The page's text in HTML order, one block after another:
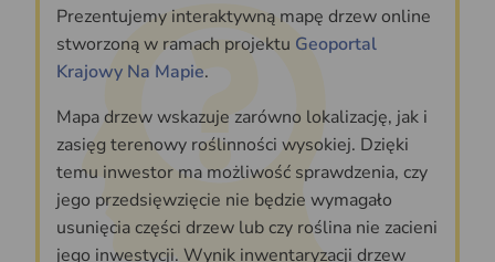
Prezentujemy interaktywną mapę drzew online
stworzoną w ramach projektu Geoportal
Krajowy Na Mapie.
Mapa drzew wskazuje zarówno lokalizację, jak i
zasięg terenowy roślinności wysokiej. Dzięki
temu inwestor ma możliwość sprawdzenia, czy
jego przedsięwzięcie nie będzie wymagało
usunięcia części drzew lub czy roślina nie zacieni
jego inwestycji. Wynik inwentaryzacji drzew